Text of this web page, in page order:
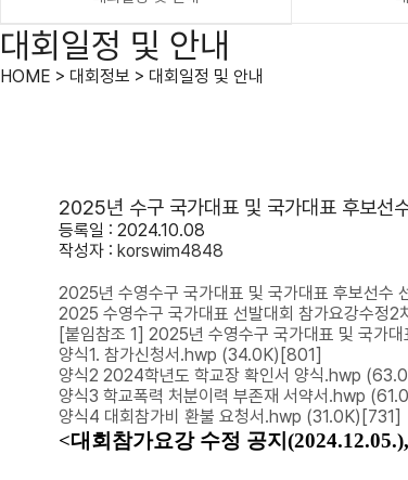
대회일정 및 안내
HOME > 대회정보 > 대회일정 및 안내
2025년 수구 국가대표 및 국가대표 후보선
등록일 : 2024.10.08
작성자 : korswim4848
2025년 수영수구 국가대표 및 국가대표 후보선수
2025 수영수구 국가대표 선발대회 참가요강수정2
[붙임참조 1] 2025년 수영수구 국가대표 및 국가
양식1. 참가신청서.hwp (34.0K) [801]
양식2 2024학년도 학교장 확인서 양식.hwp
양식3 학교폭력 처분이력 부존재 서약서.hwp
양식4 대회참가비 환불 요청서.hwp (31.0K) [731]
<대회참가요강 수정 공지